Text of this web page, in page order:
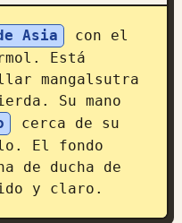
Asia
con el
Está
mangalsutra
Su mano
cerca de su
El fondo
de ducha de
y claro.